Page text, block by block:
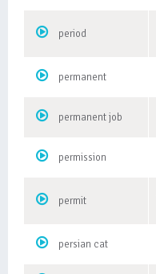
period
permanent
permanent job
permission
permit
persian cat